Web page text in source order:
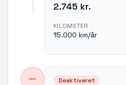
2.745 kr.
KILOMETER
15.000 km/år
Deaktiveret